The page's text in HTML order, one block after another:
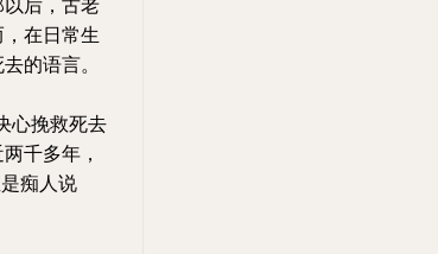
在日常生
的语言。
心挽救死去
千多年，
痴人说